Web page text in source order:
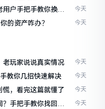
户手把手教你换主
今天
的资产咋办？ 今天
玩家说说真实情况 今天
教你几招快速解决 今天
，看完这篇就懂了 今天
手把手教你找回资
今天